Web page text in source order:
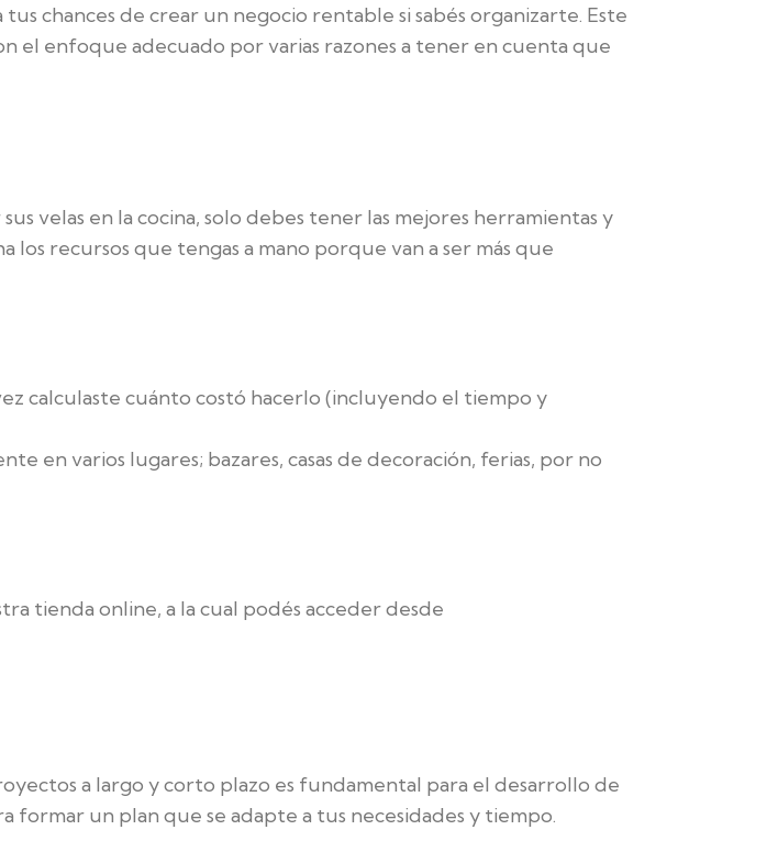
chances de crear un negocio rentable si sabés organizarte. Este
el enfoque adecuado por varias razones a tener en cuenta que
velas en la cocina, solo debes tener las mejores herramientas y
recursos que tengas a mano porque van a ser más que
calculaste cuánto costó hacerlo (incluyendo el tiempo y
en varios lugares; bazares, casas de decoración, ferias, por no
tienda online, a la cual podés acceder desde
a largo y corto plazo es fundamental para el desarrollo de
formar un plan que se adapte a tus necesidades y tiempo.